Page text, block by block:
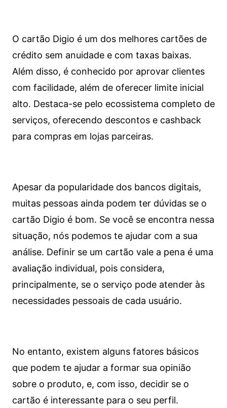
O cartão Digio é um dos melhores cartões de
crédito sem anuidade e com taxas baixas.
Além disso, é conhecido por aprovar clientes
com facilidade, além de oferecer limite inicial
alto. Destaca-se pelo ecossistema completo de
serviços, oferecendo descontos e cashback
para compras em lojas parceiras.
Apesar da popularidade dos bancos digitais,
muitas pessoas ainda podem ter dúvidas se o
cartão Digio é bom. Se você se encontra nessa
situação, nós podemos te ajudar com a sua
análise. Definir se um cartão vale a pena é uma
avaliação individual, pois considera,
principalmente, se o serviço pode atender às
necessidades pessoais de cada usuário.
No entanto, existem alguns fatores básicos
que podem te ajudar a formar sua opinião
sobre o produto, e, com isso, decidir se o
cartão é interessante para o seu perfil.